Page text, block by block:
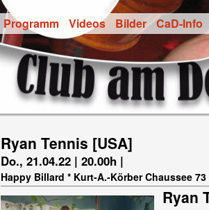
Programm Videos Bilder CaD-Info
Ryan Tennis [USA]
Do., 21.04.22 | 20.00h |
Happy Billard * Kurt-A.-Körber Chaussee
Ryan